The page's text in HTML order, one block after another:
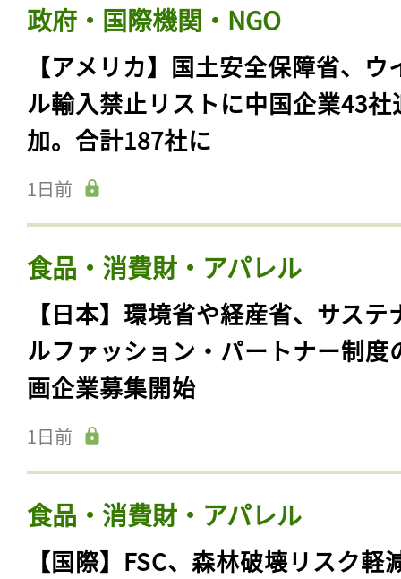
政府・国際機関・NGO
【アメリカ】国土安全保障省、ウ
ル輸入禁止リストに中国企業43社
加。合計187社に
1日前
食品・消費財・アパレル
【日本】環境省や経産省、サステ
ルファッション・パートナー制度
画企業募集開始
1日前
食品・消費財・アパレル
【国際】FSC、森林破壊リスク軽